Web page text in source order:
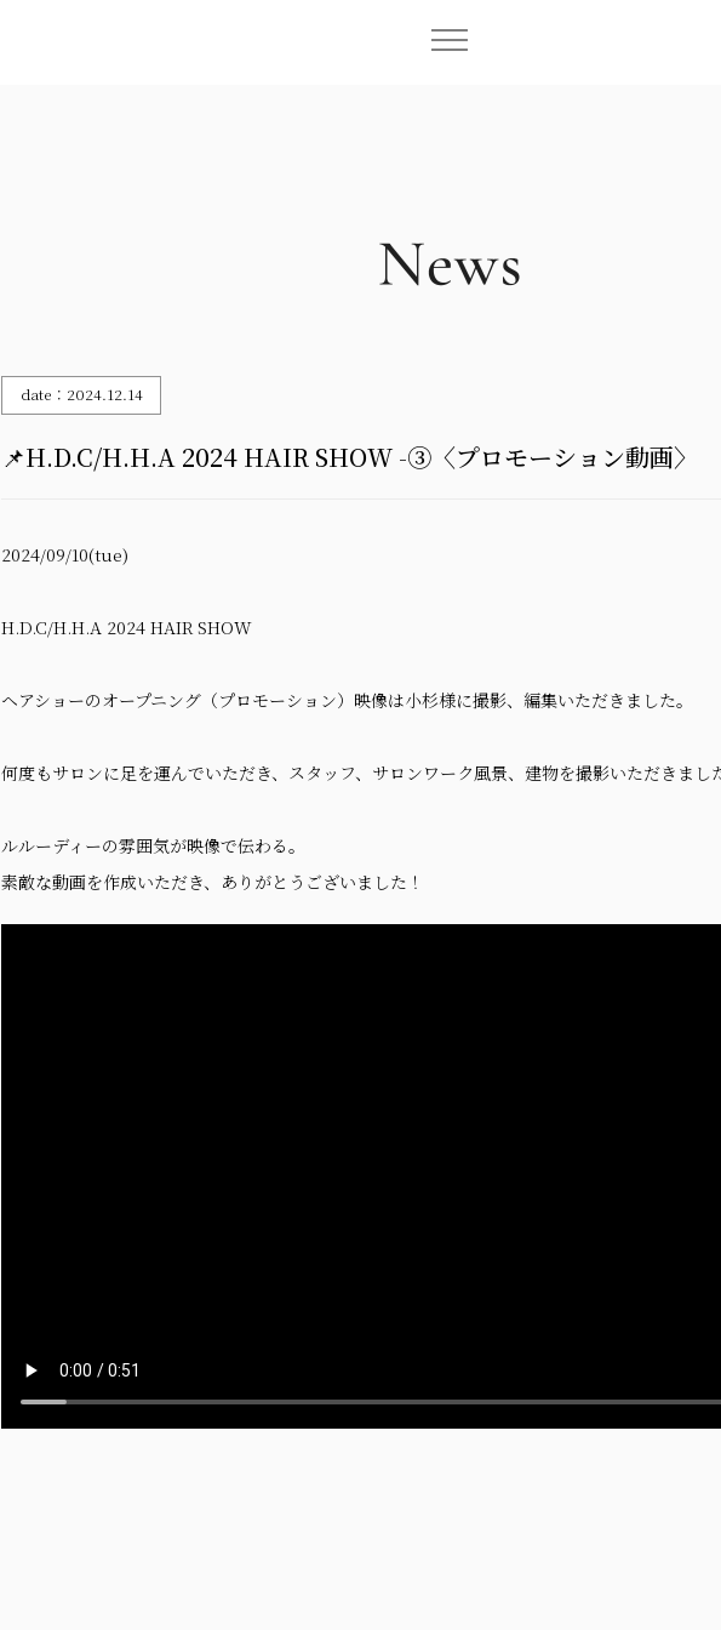
date：2024.12.14
📌H.D.C/H.H.A 2024 HAIR SHOW -③〈プロモーション動画〉
2024/09/10(tue)
H.D.C/H.H.A 2024 HAIR SHOW
ヘアショーのオープニング（プロモーション）映像は小杉様に撮影、編集いただきました。
何度もサロンに足を運んでいただき、スタッフ、サロンワーク風景、建物を撮影いただきまし
ルルーディーの雰囲気が映像で伝わる。
素敵な動画を作成いただき、ありがとうございました！